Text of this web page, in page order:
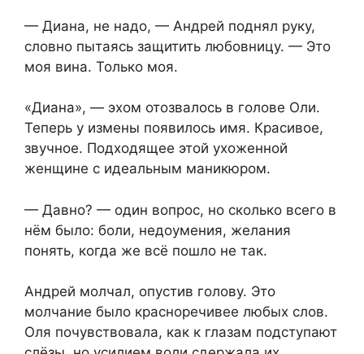
— Диана, не надо, — Андрей поднял руку,
словно пытаясь защитить любовницу. — Это
моя вина. Только моя.
«Диана», — эхом отозвалось в голове Оли.
Теперь у измены появилось имя. Красивое,
звучное. Подходящее этой ухоженной
женщине с идеальным маникюром.
— Давно? — один вопрос, но сколько всего в
нём было: боли, недоумения, желания
понять, когда же всё пошло не так.
Андрей молчал, опустив голову. Это
молчание было красноречивее любых слов.
Оля почувствовала, как к глазам подступают